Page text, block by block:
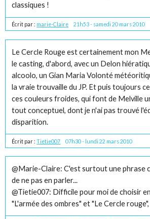
classiques !
Écrit par : marie-Claire 21h53- samedi 20 mars 2010
Le Cercle Rouge est certainement mon
le casting, d'abord, avec un Delon
alcoolo, un Gian Maria Volonté
la vraie trouvaille du JP. Et puis toujours
ces couleurs froides, qui font de Melville
tout conceptuel, dont je n'ai pas trouvé
disparition.
Écrit par :Tietie007 07h30- lundi 22 mars 2010
@Marie-Claire: C'est surtout une phrase
de ne pas en parler...
@Tietie007: Difficile pour moi de choisir
"L'armée des ombres" et "Le Cercle